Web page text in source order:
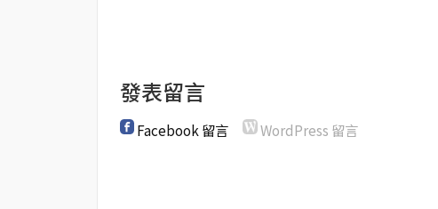
發表留言
Facebook 留言 WordPress 留言